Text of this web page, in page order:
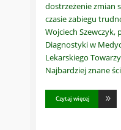
dostrzeżenie zmian
czasie zabiegu
Wojciech Szewczyk,
Diagnostyki w
Lekarskiego
Najbardziej znane
Czytaj więcej